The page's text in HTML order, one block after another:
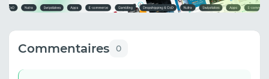
Commentaires 0